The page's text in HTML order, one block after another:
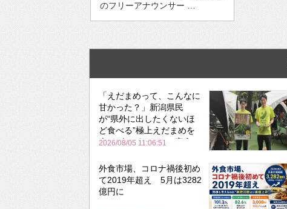
のフリーアナウンサー …
「えだまめって、こんなに
甘かった？」新潟県民
が“県外に出したくないほ
ど食べる”極上えだまめを
森のビアガーデンで実食
2026/08/05 11:06:51
外食市場、コロナ禍後初め
て2019年超え 5月は3282
億円に